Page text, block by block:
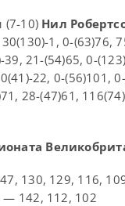
(7-10)Нил
1, 0-(63)76,
21-(54)65, 0-
22, 0-(56)101,
28-(47)61,
130, 129, 116,
— 142, 112, 102